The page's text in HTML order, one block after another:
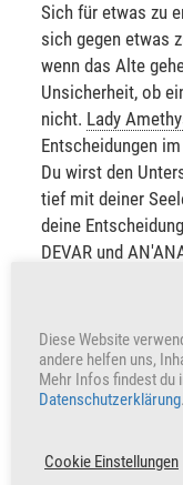
Sich für etwas zu
sich gegen etwas
wenn das Alte
Unsicherheit, ob
nicht. Lady
Entscheidungen
Du wirst den
tief mit deiner
deine
DEVAR und
Sabine Sangitar
Diese Website
andere helfen uns,
Mehr Infos findest du
Datenschutzerklärung.
Cookie Einstellungen